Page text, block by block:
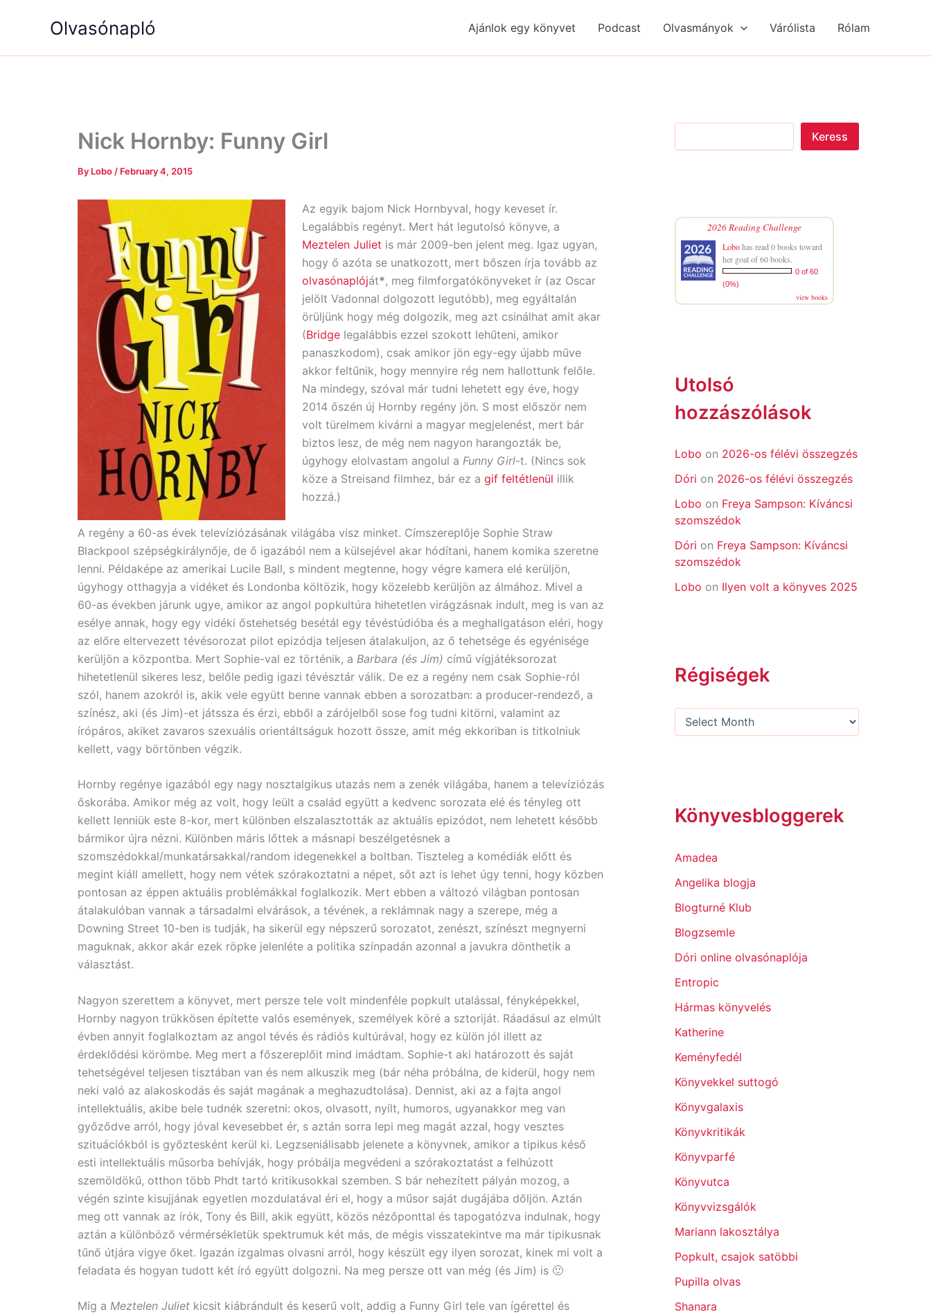
Olvasónapló Ajánlok egy könyvet Podcast Olvasmányok Várólista Rólam
Nick Hornby: Funny Girl
By Lobo / February 4, 2015
Az egyik bajom Nick Hornbyval, hogy keveset ír.
Legalábbis regényt. Mert hát legutolsó könyve, a
Meztelen Juliet is már 2009-ben jelent meg. Igaz ugyan,
hogy ő azóta se unatkozott, mert bőszen írja tovább az
olvasónaplóját*, meg filmforgatókönyveket ír (az Oscar
jelölt Vadonnal dolgozott legutóbb), meg egyáltalán
örüljünk hogy még dolgozik, meg azt csinálhat amit akar
(Bridge legalábbis ezzel szokott lehűteni, amikor
panaszkodom), csak amikor jön egy-egy újabb műve
akkor feltűnik, hogy mennyire rég nem hallottunk felőle.
Na mindegy, szóval már tudni lehetett egy éve, hogy
2014 őszén új Hornby regény jön. S most először nem
volt türelmem kivárni a magyar megjelenést, mert bár
biztos lesz, de még nem nagyon harangozták be,
úgyhogy elolvastam angolul a Funny Girl-t. (Nincs sok
köze a Streisand filmhez, bár ez a gif feltétlenül illik
hozzá.)
A regény a 60-as évek televíziózásának világába visz minket. Címszereplője Sophie Straw
Blackpool szépségkirálynője, de ő igazából nem a külsejével akar hódítani, hanem komika szeretne
lenni. Példaképe az amerikai Lucile Ball, s mindent megtenne, hogy végre kamera elé kerüljön,
úgyhogy otthagyja a vidéket és Londonba költözik, hogy közelebb kerüljön az álmához. Mivel a
60-as években járunk ugye, amikor az angol popkultúra hihetetlen virágzásnak indult, meg is van az
esélye annak, hogy egy vidéki őstehetség besétál egy tévéstúdióba és a meghallgatáson eléri, hogy
az előre eltervezett tévésorozat pilot epizódja teljesen átalakuljon, az ő tehetsége és egyénisége
kerüljön a központba. Mert Sophie-val ez történik, a Barbara (és Jim) című vígjátéksorozat
hihetetlenül sikeres lesz, belőle pedig igazi tévésztár válik. De ez a regény nem csak Sophie-ról
szól, hanem azokról is, akik vele együtt benne vannak ebben a sorozatban: a producer-rendező, a
színész, aki (és Jim)-et játssza és érzi, ebből a zárójelből sose fog tudni kitörni, valamint az
írópáros, akiket zavaros szexuális orientáltságuk hozott össze, amit még ekkoriban is titkolniuk
kellett, vagy börtönben végzik.
Hornby regénye igazából egy nagy nosztalgikus utazás nem a zenék világába, hanem a televíziózás
őskorába. Amikor még az volt, hogy leült a család együtt a kedvenc sorozata elé és tényleg ott
kellett lenniük este 8-kor, mert különben elszalasztották az aktuális epizódot, nem lehetett később
bármikor újra nézni. Különben máris lőttek a másnapi beszélgetésnek a
szomszédokkal/munkatársakkal/random idegenekkel a boltban. Tiszteleg a komédiák előtt és
megint kiáll amellett, hogy nem vétek szórakoztatni a népet, sőt azt is lehet úgy tenni, hogy közben
pontosan az éppen aktuális problémákkal foglalkozik. Mert ebben a változó világban pontosan
átalakulóban vannak a társadalmi elvárások, a tévének, a reklámnak nagy a szerepe, még a
Downing Street 10-ben is tudják, ha sikerül egy népszerű sorozatot, zenészt, színészt megnyerni
maguknak, akkor akár ezek röpke jelenléte a politika színpadán azonnal a javukra dönthetik a
választást.
Nagyon szerettem a könyvet, mert persze tele volt mindenféle popkult utalással, fényképekkel,
Hornby nagyon trükkösen építette valós események, személyek köré a sztoriját. Ráadásul az elmúlt
évben annyit foglalkoztam az angol tévés és rádiós kultúrával, hogy ez külön jól illett az
érdeklődési körömbe. Meg mert a főszereplőit mind imádtam. Sophie-t aki határozott és saját
tehetségével teljesen tisztában van és nem alkuszik meg (bár néha próbálna, de kiderül, hogy nem
neki való az alakoskodás és saját magának a meghazudtolása). Dennist, aki az a fajta angol
intellektuális, akibe bele tudnék szeretni: okos, olvasott, nyílt, humoros, ugyanakkor meg van
győződve arról, hogy jóval kevesebbet ér, s aztán sorra lepi meg magát azzal, hogy vesztes
szituációkból is győztesként kerül ki. Legzseniálisabb jelenete a könyvnek, amikor a tipikus késő
esti intellektuális műsorba behívják, hogy próbálja megvédeni a szórakoztatást a felhúzott
szemöldökű, otthon több Phdt tartó kritikusokkal szemben. S bár nehezített pályán mozog, a
végén szinte kisujjának egyetlen mozdulatával éri el, hogy a műsor saját dugájába dőljön. Aztán
meg ott vannak az írók, Tony és Bill, akik együtt, közös nézőponttal és tapogatózva indulnak, hogy
aztán a különböző vérmérsékletük spektrumuk két más, de mégis visszatekintve ma már tipikusnak
tűnő útjára vigye őket. Igazán izgalmas olvasni arról, hogy készült egy ilyen sorozat, kinek mi volt a
feladata és hogyan tudott két író együtt dolgozni. Na meg persze ott van még (és Jim) is 🙂
Míg a Meztelen Juliet kicsit kiábrándult és keserű volt, addig a Funny Girl tele van ígérettel és
a
Keress
2026 Reading Challenge
Lobohas read 0 books toward
her goal of 60 books.
0 of 60
(0%)
view books
Utolsó
hozzászólások
Lobo on 2026-os félévi összegzés
Dóri on 2026-os félévi összegzés
Lobo on Freya Sampson: Kíváncsi
szomszédok
Dóri on Freya Sampson: Kíváncsi
szomszédok
Lobo on Ilyen volt a könyves 2025
Régiségek
g
Könyvesbloggerek
Amadea
Angelika blogja
Blogturné Klub
Blogzsemle
Dóri online olvasónaplója
Entropic
Hármas könyvelés
Katherine
Keményfedél
Könyvekkel suttogó
Könyvgalaxis
Könyvkritikák
Könyvparfé
Könyvutca
Könyvvizsgálók
Mariann lakosztálya
Popkult, csajok satöbbi
Pupilla olvas
Shanara
g